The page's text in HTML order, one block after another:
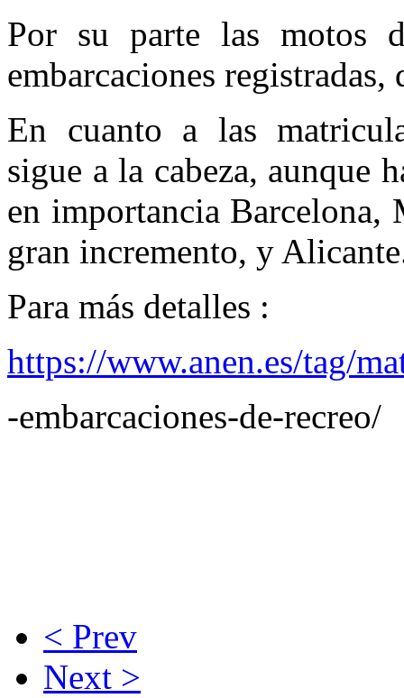
Por su parte las motos
embarcaciones
En cuanto a las
sigue a la cabeza, aunque
en importancia Barcelona,
gran incremento, y
Para más detalles :
https://www.anen.es/tag/
-embarcaciones-de-recreo/
< Prev
Next >